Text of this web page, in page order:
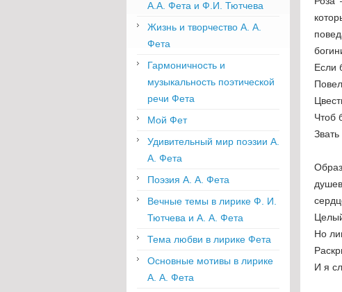
А.А. Фета и Ф.И. Тютчева
Жизнь и творчество А. А.
Фета
Гармоничность и
музыкальность поэтической
речи Фета
Мой Фет
Удивительный мир поэзии А.
А. Фета
Поэзия А. А. Фета
Вечные темы в лирике Ф. И.
Тютчева и А. А. Фета
Тема любви в лирике Фета
Основные мотивы в лирике
А. А. Фета
Если
Чтоб
Но
И я